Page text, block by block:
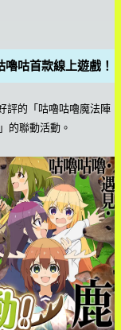
咕首款線上遊戲！
評的「咕嚕咕嚕魔法陣
的聯動活動。